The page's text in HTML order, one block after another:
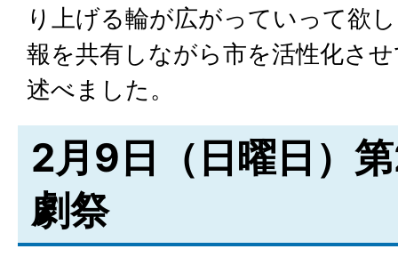
り上げる輪が広がっていって欲
報を共有しながら市を活性化さ
述べました。
2月9日（日曜日）
劇祭